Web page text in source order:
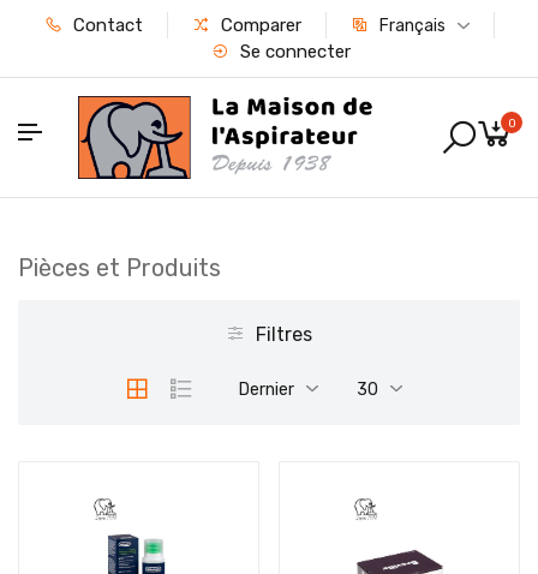
Contact Comparer Français
Se connecter
0
Pièces et Produits
Filtres
Dernier 30